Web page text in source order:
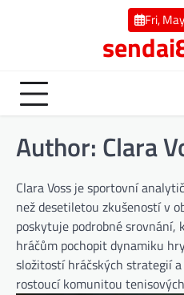
Fri,
Author: Clara
Clara Voss je sportovní
než desetiletou zkušeností v
poskytuje podrobné srovnání,
hráčům pochopit dynamiku
složitostí hráčských strategií
rostoucí komunitou